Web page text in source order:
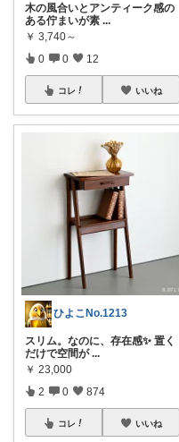
木の風合いとアンティーク感の
ある佇まいが素 ...
￥ 3,740～
0 0 12
コレ いいね
ひよこNo.1213
スリム。なのに、存在感✨ 置く
だけで空間が ...
￥ 23,000
2 0 874
コレ いいね